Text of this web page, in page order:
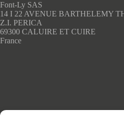
Font-Ly SAS
14 I 22 AVENUE BARTHELEMY
Z.I. PERICA
69300 CALUIRE ET CUIRE
France